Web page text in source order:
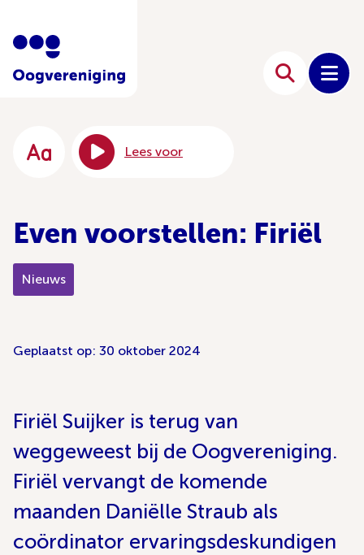
Lees voor
Even voorstellen: Firiël
Nieuws
Geplaatst op: 30 oktober 2024
Firiël Suijker is terug van
weggeweest bij de Oogvereniging.
Firiël vervangt de komende
maanden Daniëlle Straub als
coördinator ervaringsdeskundigen